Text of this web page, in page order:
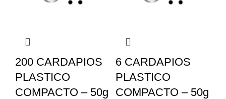
200 CARDAPIOS
PLASTICO
COMPACTO – 50g
6 CARDAPIOS
PLASTICO
COMPACTO – 50g